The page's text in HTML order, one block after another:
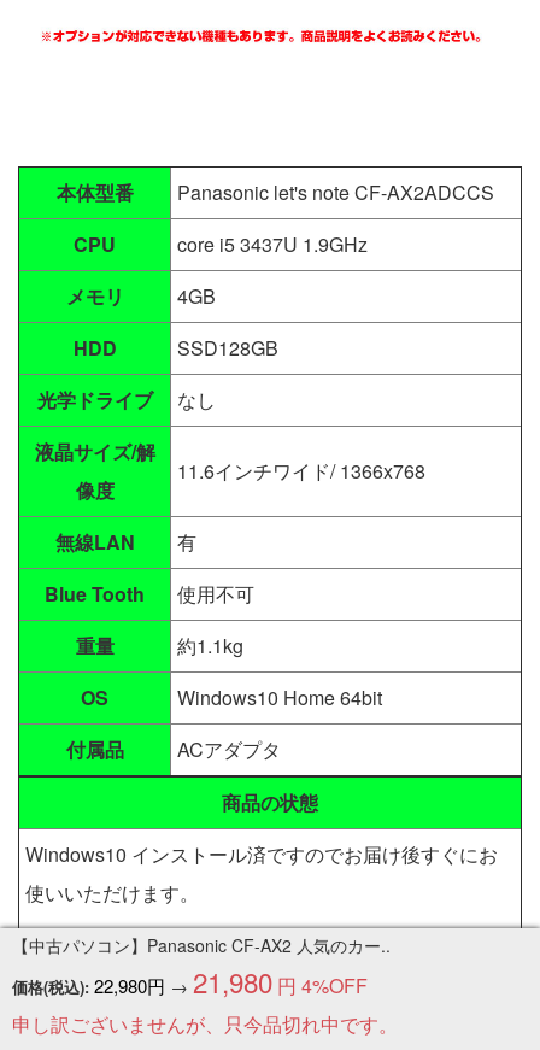
本体型番
Panasonic let's note CF-AX2ADCCS
CPU
core i5 3437U 1.9GHz
メモリ
4GB
HDD
SSD128GB
光学ドライブ
なし
液晶サイズ/解
像度
11.6インチワイド/ 1366x768
無線LAN
有
Blue Tooth
使用不可
重量
約1.1kg
OS
Windows10 Home 64bit
付属品
ACアダプタ
商品の状態
Windows10 インストール済ですのでお届け後すぐにお
使いいただけます。
訳あり品:タッチパネルとBluethoothが使えない為訳あり
【中古パソコン】Panasonic CF-AX2 人気のカー..
価格(税込): 22,980円 → 21,980 円 4%OFF
申し訳ございませんが、只今品切れ中です。